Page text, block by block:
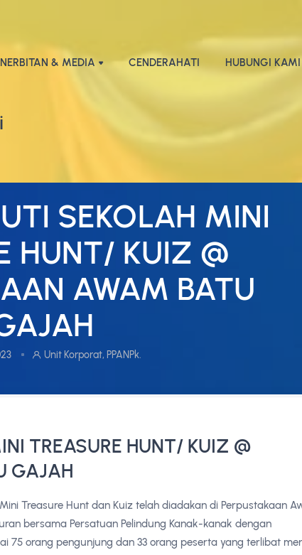
& MEDIA CENDERAHATI HUBUNGI KAMI
SEKOLAH MINI
HUNT/ KUIZ @
AWAM BATU
Unit Korporat, PPANPk.
TREASURE HUNT/ KUIZ @
GAJAH
Treasure Hunt dan Kuiz telah diadakan di Perpustakaan
bersama Persatuan Pelindung Kanak-kanak dengan
75 orang pengunjung dan 33 orang peserta yang terlibat